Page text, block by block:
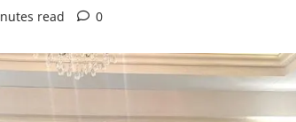
read 0